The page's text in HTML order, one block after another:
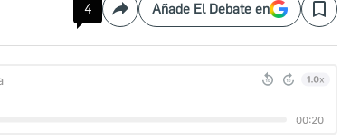
4 CompartirAñade El Debate en Save